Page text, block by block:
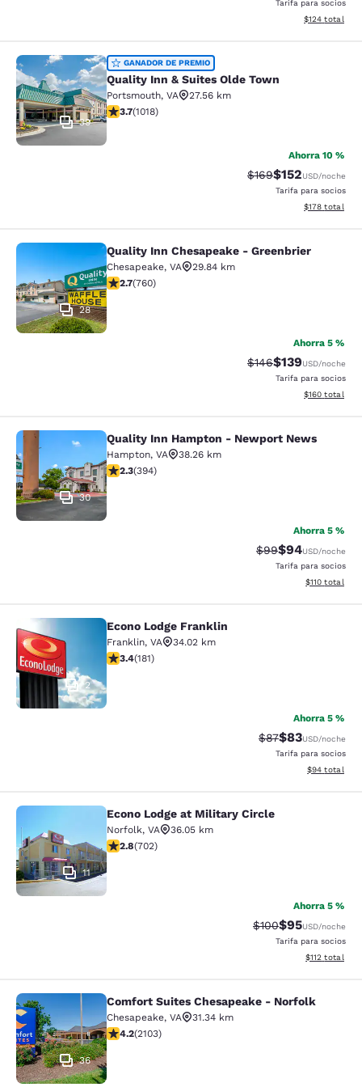
Tarifa para socios
Ver detalles
$124 total
Quality Inn & Suites Olde Town
39
GANADOR DE PREMIO
Quality Inn & Suites Olde Town
Portsmouth, VA
27.56 km
calificación de 3.72 estrellas. Bueno. 1018 reseñas
3.7(1018)
Ahorra 10 %
Precio tachado:
$169Precio con
$152USD/noche
Tarifa para socios
Ver detalles
$178 total
Quality Inn Chesapeake -
28
Quality Inn Chesapeake - Greenbrier
Chesapeake, VA
29.84 km
calificación de 2.66 estrellas. Feria. 760 reseñas
2.7(760)
Ahorra 5 %
Precio tachado:
$146Precio con
$139USD/noche
Tarifa para socios
Ver detalles
$160 total
Quality Inn Hampton - Newport
30
Quality Inn Hampton - Newport News
Hampton, VA
38.26 km
calificación de 2.28 estrellas. Feria. 394 reseñas
2.3(394)
Ahorra 5 %
Precio tachado:
$99Precio con
$94USD/noche
Tarifa para socios
Ver detalles
$110 total
Econo Lodge Franklin
2
Econo Lodge Franklin
Franklin, VA
34.02 km
calificación de 3.44 estrellas. Bueno. 181 reseñas
3.4(181)
Ahorra 5 %
Precio tachado:
$87Precio con
$83USD/noche
Tarifa para socios
Ver detalles
$94 total
Econo Lodge at Military Circle
11
Econo Lodge at Military Circle
Norfolk, VA
36.05 km
calificación de 2.78 estrellas. Feria. 702 reseñas
2.8(702)
Ahorra 5 %
Precio tachado:
$100Precio con
$95USD/noche
Tarifa para socios
Ver detalles
$112 total
Comfort Suites Chesapeake -
36
Comfort Suites Chesapeake - Norfolk
Chesapeake, VA
31.34 km
calificación de 4.18 estrellas. Muy bueno. 2103 reseñas
4.2(2103)